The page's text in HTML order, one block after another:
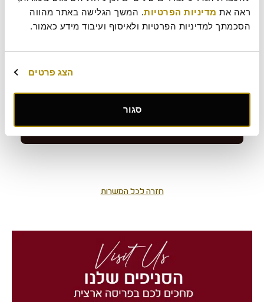
ראה את מדיניות הפרטיות
הסכמתך למדיניות הפרטיות ולאיסוף ועיבוד מידע כאמור.
הצג פרטים
סגור
עוד משהו נחמד שכדאי שנדע עלייך?
חזרה לכל המשרות